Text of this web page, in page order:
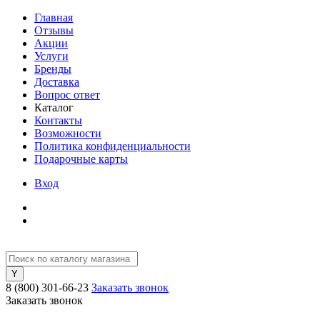
Главная
Отзывы
Акции
Услуги
Бренды
Доставка
Вопрос ответ
Каталог
Контакты
Возможности
Политика конфиденциальности
Подарочные карты
Вход
8 (800) 301-66-23 Заказать звонок
Заказать звонок